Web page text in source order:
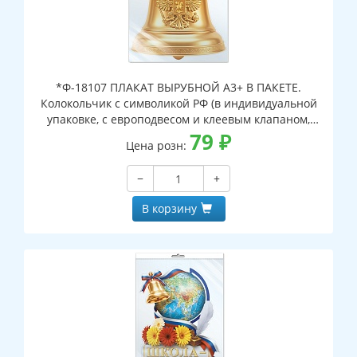
*Ф-18107 ПЛАКАТ ВЫРУБНОЙ А3+ В ПАКЕТЕ.
Колокольчик с символикой РФ (в индивидуальной
упаковке, с европодвесом и клеевым клапаном,
двухсторонний, ВД-лак)
Цена розн: 79 ₽
−
+
В корзину